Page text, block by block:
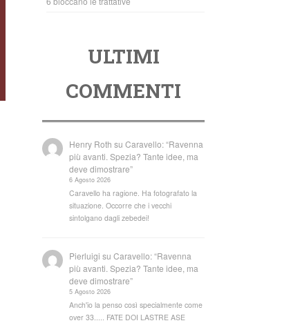
ULTIMI
COMMENTI
Henry Roth suCaravello: “Ravenna
più avanti. Spezia? Tante idee, ma
deve dimostrare”
6 Agosto 2026
Caravello ha ragione. Ha fotografato la
situazione. Occorre che i vecchi
sintolgano dagli zebedei!
Pierluigi suCaravello: “Ravenna
più avanti. Spezia? Tante idee, ma
deve dimostrare”
5 Agosto 2026
Anch'io la penso così specialmente come
over 33..... FATE DOI LASTRE ASE